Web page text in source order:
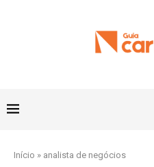
Início » analista de negócios